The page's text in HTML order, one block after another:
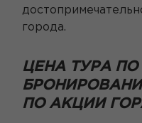
города.
ЦЕНА ТУРА
ПО АКЦИИ